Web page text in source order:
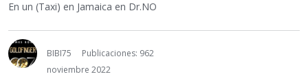
En un (Taxi) en Jamaica en Dr.NO
BIBI75
Publicaciones: 962
noviembre 2022